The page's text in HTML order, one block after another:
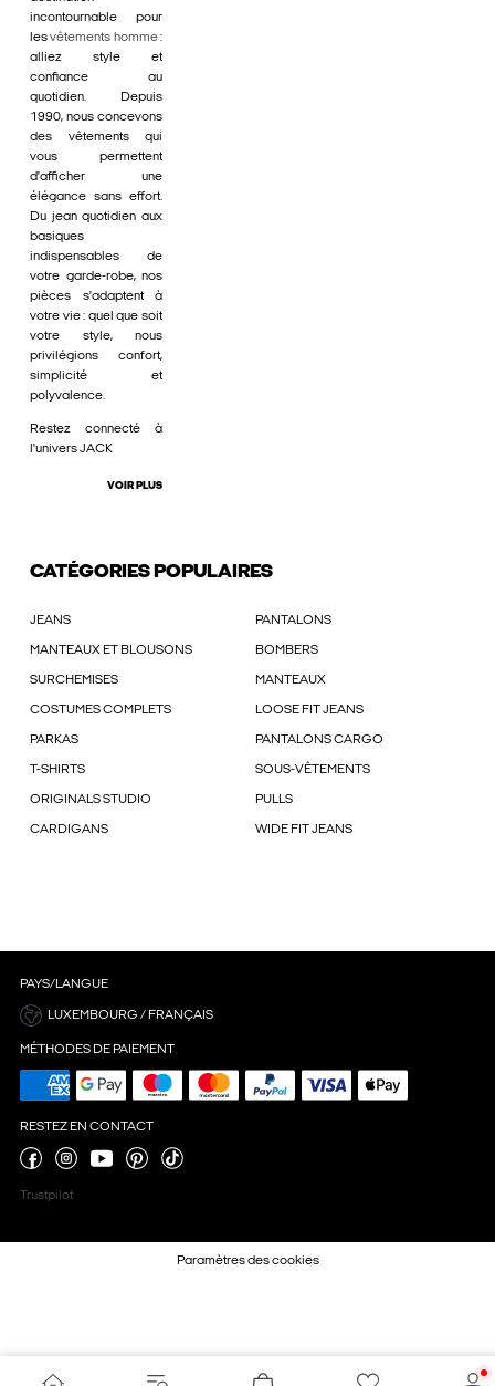
incontournable pour
lesvêtements homme:
alliez style et
confiance au
quotidien. Depuis
1990, nous concevons
des vêtements qui
vous permettent
d'afficher une
élégance sans effort.
Du jean quotidien aux
basiques
indispensables de
votre garde-robe, nos
pièces s'adaptent à
votre vie : quel que soit
votre style, nous
privilégions confort,
simplicité et
polyvalence.
Restez connecté à
l'univers JACK
VOIR PLUS
CATÉGORIES POPULAIRES
JEANS PANTALONS
MANTEAUX ET BLOUSONS BOMBERS
SURCHEMISES MANTEAUX
COSTUMES COMPLETS LOOSE FIT JEANS
PARKAS PANTALONS CARGO
T-SHIRTS SOUS-VÊTEMENTS
ORIGINALS STUDIO PULLS
CARDIGANS WIDE FIT JEANS
PAYS/LANGUE
LUXEMBOURG / FRANÇAIS
MÉTHODES DE PAIEMENT
RESTEZ EN CONTACT
Trustpilot
Paramètres des cookies